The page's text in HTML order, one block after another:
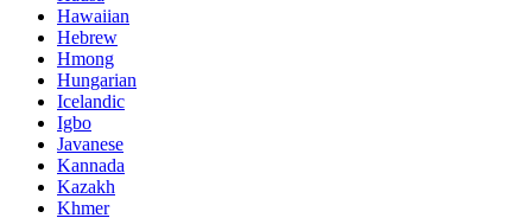
Hawaiian
Hebrew
Hmong
Hungarian
Icelandic
Igbo
Javanese
Kannada
Kazakh
Khmer